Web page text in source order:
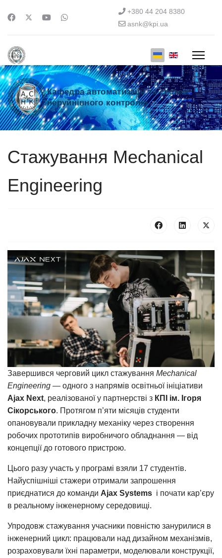
+380 44 204 8380
asnk@kpi.ua
Кафедра автоматизації та систем
неруйнівного контролю
Cтажування Mechanical
Engineering
Завершився черговий цикл стажування Mechanical
Engineering — одного з напрямів освітньої ініціативи
Ajax Next, реалізованої у партнерстві з КПІ ім. Ігоря
Сікорського. Протягом п’яти місяців студенти
опановували прикладну механіку через створення
робочих прототипів виробничого обладнання — від
концепції до готового пристрою.
Цього разу участь у програмі взяли 17 студентів.
Найуспішніші стажери отримали запрошення
приєднатися до команди Ajax Systems і почати кар’єру
в реальному інженерному середовищі.
Упродовж стажування учасники повністю занурилися в
інженерний цикл: працювали над дизайном механізмів,
розраховували їхні параметри, моделювали конструкції,